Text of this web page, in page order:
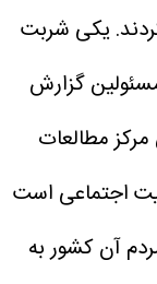
یکی شربت
گزارش
مطالعات
اجتماعی است
آن کشور به